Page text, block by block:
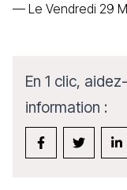
— Le Vendredi 29
En 1 clic,
information :